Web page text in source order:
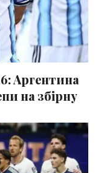
Аргентина
на збірну